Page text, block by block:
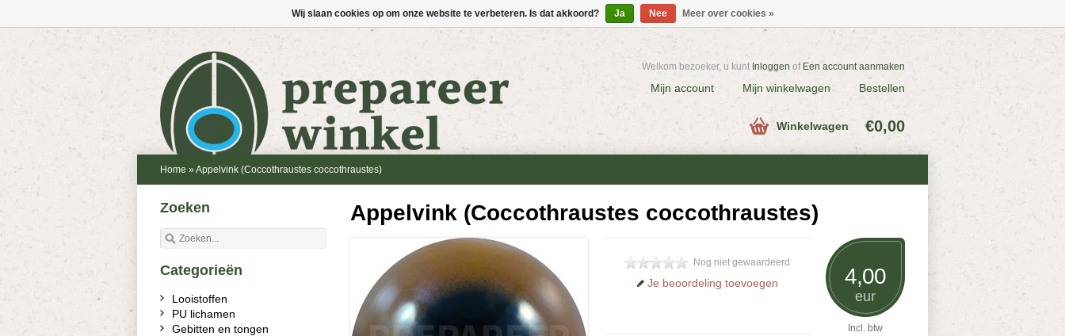
Welkom bezoeker, u kunt Inloggen of Een account aanmaken
Mijn account Mijn winkelwagen Bestellen
Winkelwagen €0,00
Home » Appelvink (Coccothraustes coccothraustes)
Appelvink (Coccothraustes coccothraustes)
4,00
eur
Incl. btw
Nog niet gewaardeerd
Je beoordeling toevoegen
Zoeken
Categorieën
Looistoffen
PU lichamen
Gebitten en tongen
Wij slaan cookies op om onze website te verbeteren. Is dat akkoord? Ja Nee Meer over cookies »